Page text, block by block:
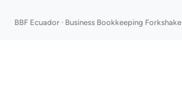
BBF Ecuador · Business Bookkeeping Forkshake